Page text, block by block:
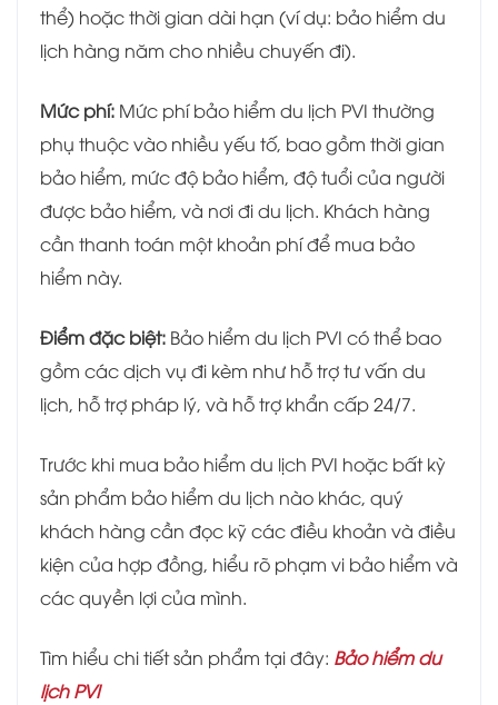
thể) hoặc thời gian dài hạn (ví dụ: bảo hiểm du
lịch hàng năm cho nhiều chuyến đi).
Mức phí: Mức phí bảo hiểm du lịch PVI thường
phụ thuộc vào nhiều yếu tố, bao gồm thời gian
bảo hiểm, mức độ bảo hiểm, độ tuổi của người
được bảo hiểm, và nơi đi du lịch. Khách hàng
cần thanh toán một khoản phí để mua bảo
hiểm này.
Điểm đặc biệt: Bảo hiểm du lịch PVI có thể bao
gồm các dịch vụ đi kèm như hỗ trợ tư vấn du
lịch, hỗ trợ pháp lý, và hỗ trợ khẩn cấp 24/7.
Trước khi mua bảo hiểm du lịch PVI hoặc bất kỳ
sản phẩm bảo hiểm du lịch nào khác, quý
khách hàng cần đọc kỹ các điều khoản và điều
kiện của hợp đồng, hiểu rõ phạm vi bảo hiểm và
các quyền lợi của mình.
Tìm hiểu chi tiết sản phẩm tại đây: Bảo hiểm du
lịch PVI